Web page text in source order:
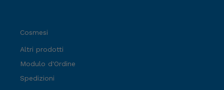
Cosmesi
Altri prodotti
Modulo d'Ordine
Spedizioni